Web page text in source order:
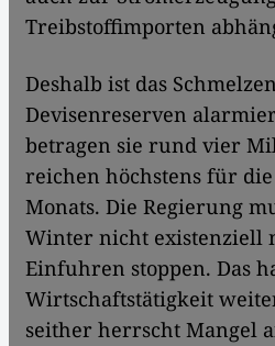
Treibstoffimporten
Deshalb ist das
Devisenreserven
betragen sie rund vier
reichen höchstens für
Monats. Die Regierung
Winter nicht existenziell
Einfuhren stoppen. Das
Wirtschaftstätigkeit
seither herrscht Mangel